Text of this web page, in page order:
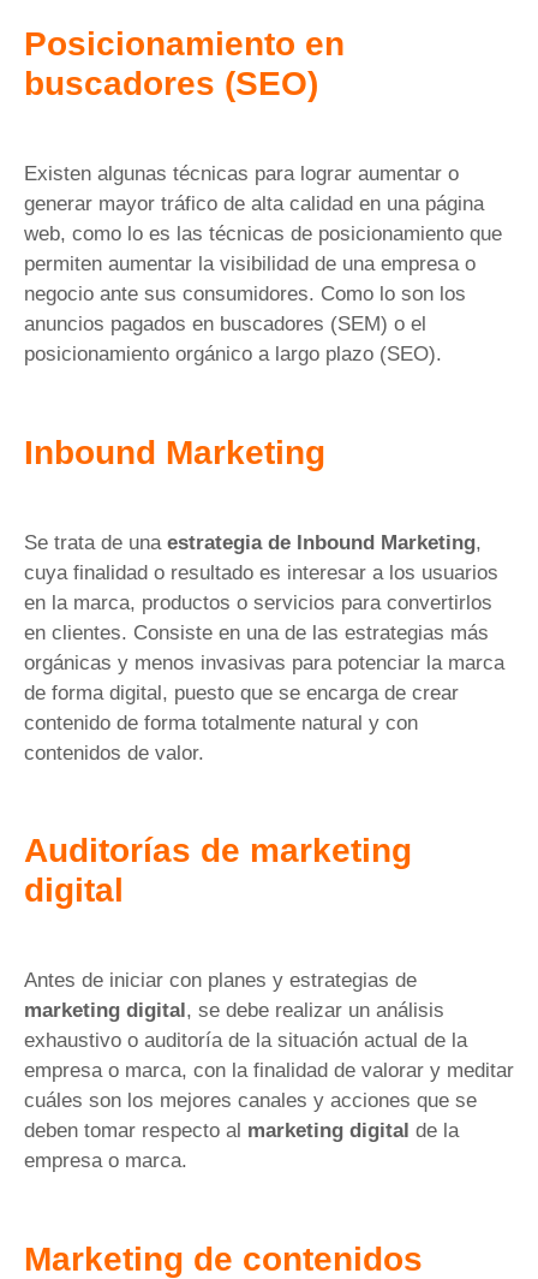
Posicionamiento en
buscadores (SEO)
Existen algunas técnicas para lograr aumentar o
generar mayor tráfico de alta calidad en una página
web, como lo es las técnicas de posicionamiento que
permiten aumentar la visibilidad de una empresa o
negocio ante sus consumidores. Como lo son los
anuncios pagados en buscadores (SEM) o el
posicionamiento orgánico a largo plazo (SEO).
Inbound Marketing
Se trata de una estrategia de Inbound Marketing,
cuya finalidad o resultado es interesar a los usuarios
en la marca, productos o servicios para convertirlos
en clientes. Consiste en una de las estrategias más
orgánicas y menos invasivas para potenciar la marca
de forma digital, puesto que se encarga de crear
contenido de forma totalmente natural y con
contenidos de valor.
Auditorías de marketing
digital
Antes de iniciar con planes y estrategias de
marketing digital, se debe realizar un análisis
exhaustivo o auditoría de la situación actual de la
empresa o marca, con la finalidad de valorar y meditar
cuáles son los mejores canales y acciones que se
deben tomar respecto al marketing digital de la
empresa o marca.
Marketing de contenidos